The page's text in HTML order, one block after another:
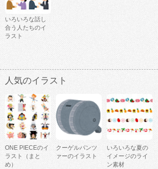
いろいろな話し
合う人たちのイ
ラスト
人気のイラスト
ONE PIECEのイ
ラスト（まと
め）
クーゲルパンツ
ァーのイラスト
いろいろな夏の
イメージのライ
ン素材